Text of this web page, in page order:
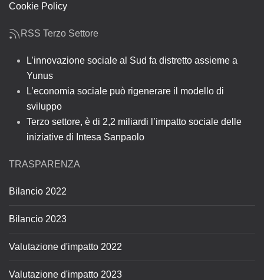
Cookie Policy
RSS Terzo Settore
L’innovazione sociale al Sud fa distretto assieme a
Yunus
L’economia sociale può rigenerare il modello di
sviluppo
Terzo settore, è di 2,2 miliardi l’impatto sociale delle
iniziative di Intesa Sanpaolo
TRASPARENZA
Bilancio 2022
Bilancio 2023
Valutazione d'impatto 2022
Valutazione d'impatto 2023